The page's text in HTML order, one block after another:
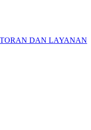
DAN LAYANAN